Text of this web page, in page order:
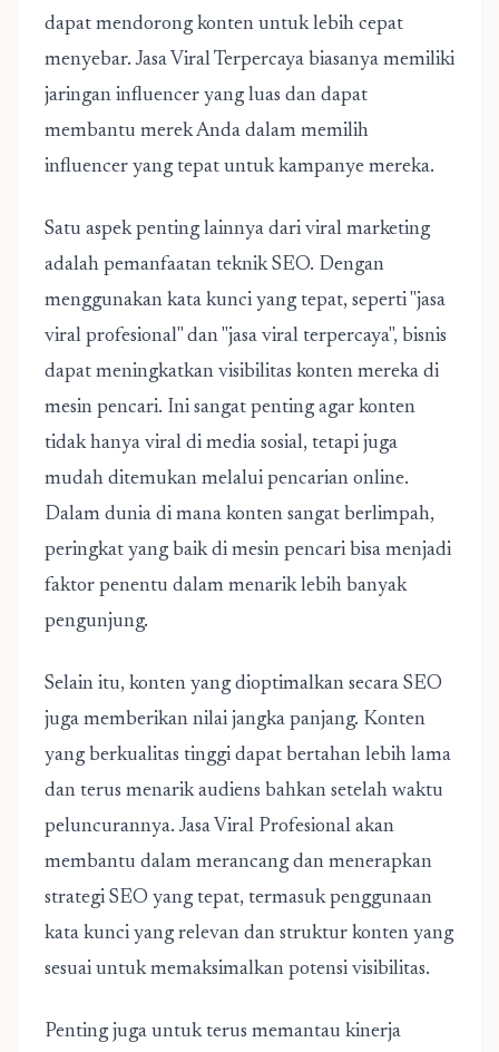
dapat mendorong konten untuk lebih cepat
menyebar. Jasa Viral Terpercaya biasanya memiliki
jaringan influencer yang luas dan dapat
membantu merek Anda dalam memilih
influencer yang tepat untuk kampanye mereka.
Satu aspek penting lainnya dari viral marketing
adalah pemanfaatan teknik SEO. Dengan
menggunakan kata kunci yang tepat, seperti "jasa
viral profesional" dan "jasa viral terpercaya", bisnis
dapat meningkatkan visibilitas konten mereka di
mesin pencari. Ini sangat penting agar konten
tidak hanya viral di media sosial, tetapi juga
mudah ditemukan melalui pencarian online.
Dalam dunia di mana konten sangat berlimpah,
peringkat yang baik di mesin pencari bisa menjadi
faktor penentu dalam menarik lebih banyak
pengunjung.
Selain itu, konten yang dioptimalkan secara SEO
juga memberikan nilai jangka panjang. Konten
yang berkualitas tinggi dapat bertahan lebih lama
dan terus menarik audiens bahkan setelah waktu
peluncurannya. Jasa Viral Profesional akan
membantu dalam merancang dan menerapkan
strategi SEO yang tepat, termasuk penggunaan
kata kunci yang relevan dan struktur konten yang
sesuai untuk memaksimalkan potensi visibilitas.
Penting juga untuk terus memantau kinerja